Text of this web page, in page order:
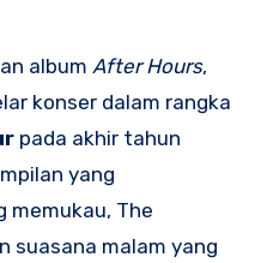
album After Hours,
konser dalam rangka
pada akhir tahun
yang
memukau, The
suasana malam yang